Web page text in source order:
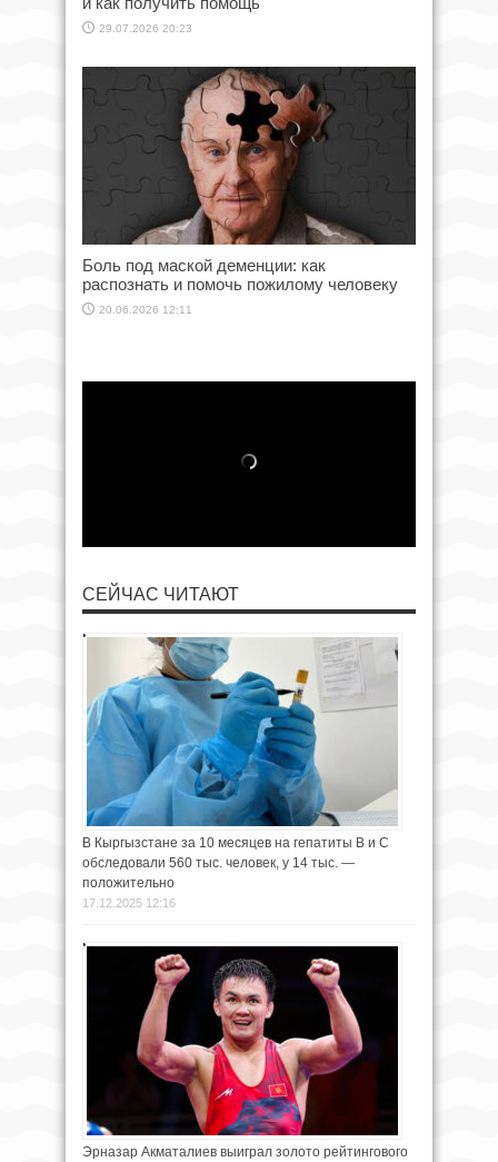
29.07.2026 20:23
Боль под маской деменции: как
распознать и помочь пожилому человеку
20.06.2026 12:11
СЕЙЧАС ЧИТАЮТ
В Кыргызстане за 10 месяцев на гепатиты B и C
обследовали 560 тыс. человек, у 14 тыс. —
положительно
17.12.2025 12:16
Эрназар Акматалиев выиграл золото рейтингового